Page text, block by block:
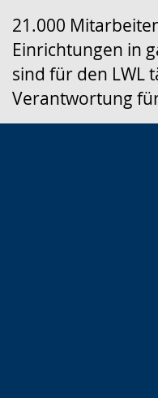
21.000
Einrichtungen in
sind für den LWL
Verantwortung
Gebärdensprache
wird
angezeigt.